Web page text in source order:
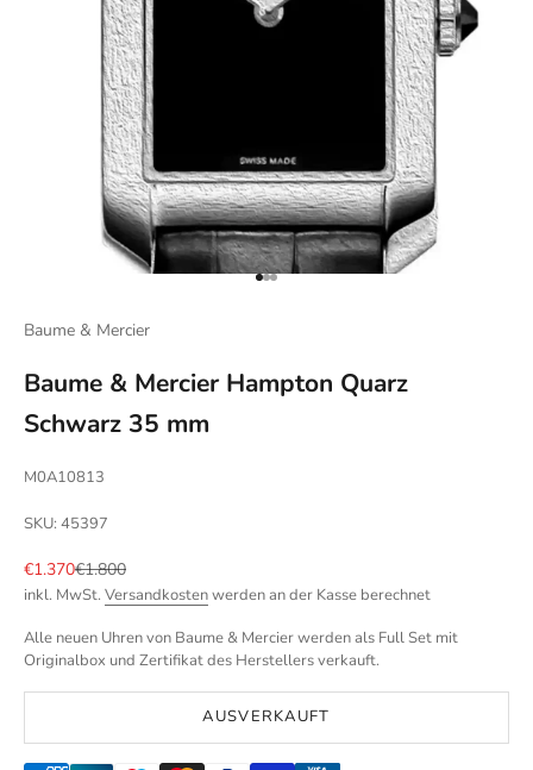
Gehe zu Element 1
Gehe zu Element 2
Gehe zu Element 3
Baume & Mercier
Baume & Mercier Hampton Quarz
Schwarz 35 mm
M0A10813
SKU: 45397
Angebot
€1.370Regulärer Preis
€1.800
inkl. MwSt. Versandkostenwerden an der Kasse berechnet
Alle neuen Uhren von Baume & Mercier werden als Full Set mit
Originalbox und Zertifikat des Herstellers verkauft.
AUSVERKAUFT